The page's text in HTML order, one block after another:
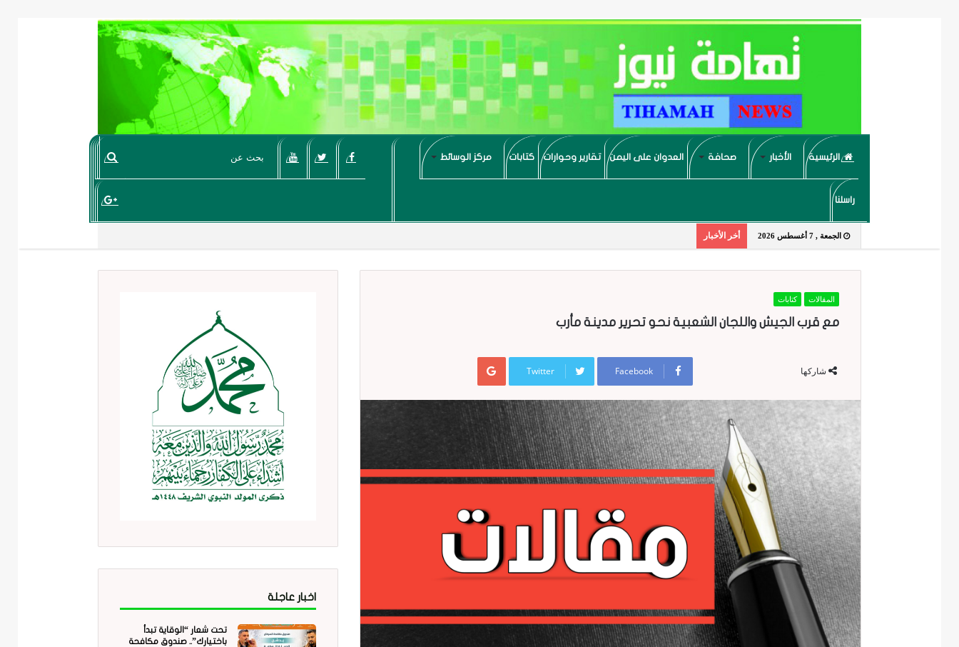
الرئيسية الأخبار صحافة العدوان على اليمن تقارير وحوارات كتابات مركز الوسائط
راسلنا
الجمعة , 7 أغسطس 2026 أخر الأخبار
المقالات كتابات
مع قرب الجيش واللجان الشعبية نحو تحرير مدينة مأرب
شاركها Facebook
Twitter
Google+
اخبار عاجلة
تحت شعار “الوقاية تبدأ
باختيارك”.. صندوق مكافحة